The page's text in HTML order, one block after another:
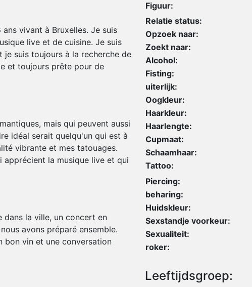
vivant à Bruxelles. Je suis
live et de cuisine. Je suis
je suis toujours à la recherche de
et toujours prête pour de
mais qui peuvent aussi
idéal serait quelqu'un qui est à
vibrante et mes tatouages.
apprécient la musique live et qui
dans la ville, un concert en
avons préparé ensemble.
bon vin et une conversation
Figuur:
Relatie status:
Opzoek naar:
Zoekt naar:
Alcohol:
Fisting:
uiterlijk:
Oogkleur:
Haarkleur:
Haarlengte:
Cupmaat:
Schaamhaar:
Tattoo:
Piercing:
beharing:
Huidskleur:
Sexstandje voorkeur:
Sexualiteit:
roker:
Leeftijdsgroep: